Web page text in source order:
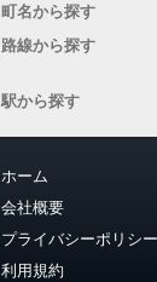
町名から探す
路線から探す
駅から探す
ホーム
会社概要
プライバシーポリシー
利用規約